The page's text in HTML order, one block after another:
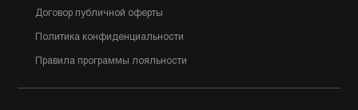
Договор публичной оферты
Политика конфиденциальности
Правила программы лояльности